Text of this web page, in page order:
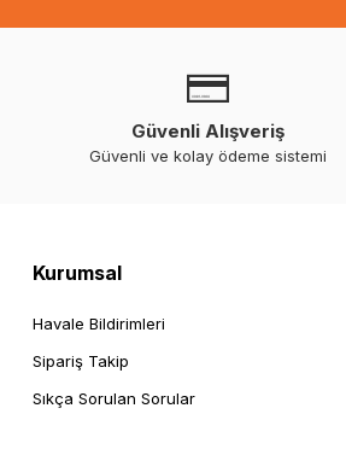
Güvenli Alışveriş
Güvenli ve kolay ödeme sistemi
Kurumsal
Havale Bildirimleri
Sipariş Takip
Sıkça Sorulan Sorular